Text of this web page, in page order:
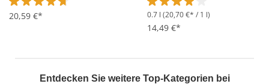
Durchschnittliche Bewertung von 4.8 von 5 Sternen
20,59 €* Durchschnittliche
0.7 l (20,70 €* / 1 l)
14,49 €*
Entdecken Sie weitere Top-Kategorien bei